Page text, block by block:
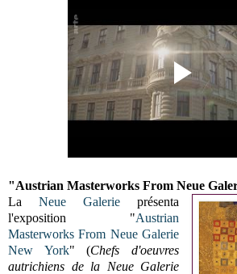
"Austrian Masterworks From Neue
LaNeue Galerie présenta
l'exposition "Austrian
Masterworks From Neue Galerie
New York" (Chefs d'oeuvres
autrichiens de la Neue Galerie